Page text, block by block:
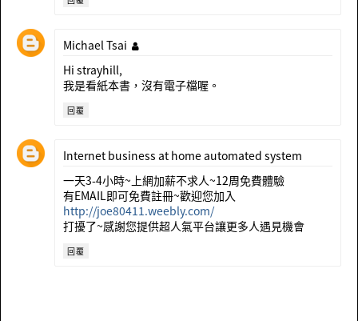
Michael Tsai
Hi strayhill,
我是看紙本書，沒有電子檔喔。
回覆
Internet business at home automated system
一天3-4小時~上網加薪不求人~12周免費體驗
有EMAIL即可免費註冊~歡迎您加入
http://joe80411.weebly.com/
打擾了~感謝您提供超人氣平台讓更多人遇見機會
回覆